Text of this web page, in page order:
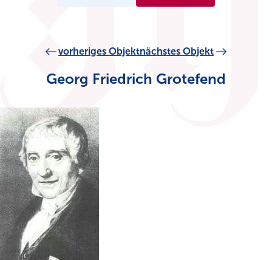
vorheriges Objektnächstes Objekt
Georg Friedrich Grotefend